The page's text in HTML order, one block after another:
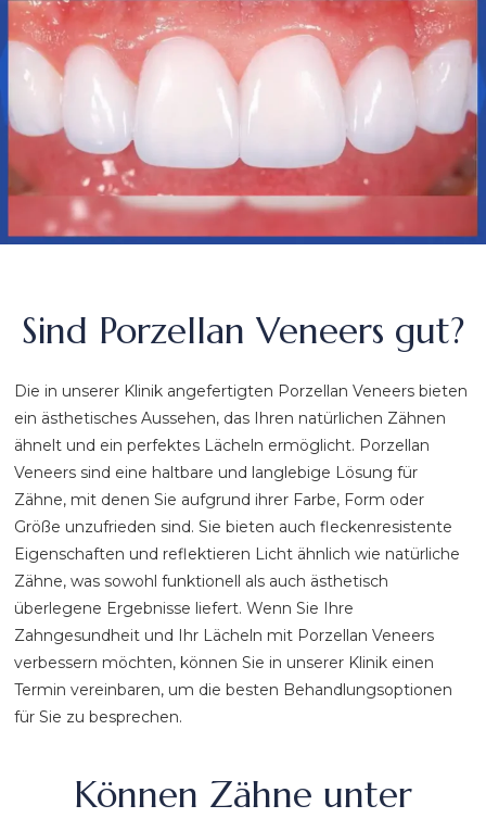
Sind Porzellan Veneers gut?
Die in unserer Klinik angefertigten Porzellan Veneers bieten
ein ästhetisches Aussehen, das Ihren natürlichen Zähnen
ähnelt und ein perfektes Lächeln ermöglicht. Porzellan
Veneers sind eine haltbare und langlebige Lösung für
Zähne, mit denen Sie aufgrund ihrer Farbe, Form oder
Größe unzufrieden sind. Sie bieten auch fleckenresistente
Eigenschaften und reflektieren Licht ähnlich wie natürliche
Zähne, was sowohl funktionell als auch ästhetisch
überlegene Ergebnisse liefert. Wenn Sie Ihre
Zahngesundheit und Ihr Lächeln mit Porzellan Veneers
verbessern möchten, können Sie in unserer Klinik einen
Termin vereinbaren, um die besten Behandlungsoptionen
für Sie zu besprechen.
Können Zähne unter